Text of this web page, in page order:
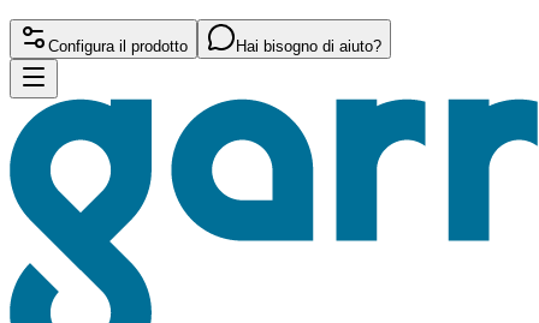
Configura il prodotto Hai bisogno di aiuto?